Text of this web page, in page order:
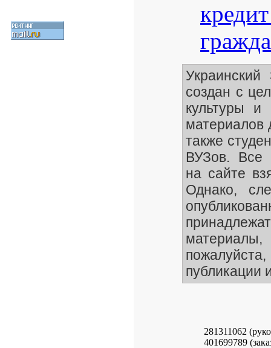
создан с
культуры и
материалов
также
ВУЗов. Все
на сайте
Однако,
публикации
281311062
401699789